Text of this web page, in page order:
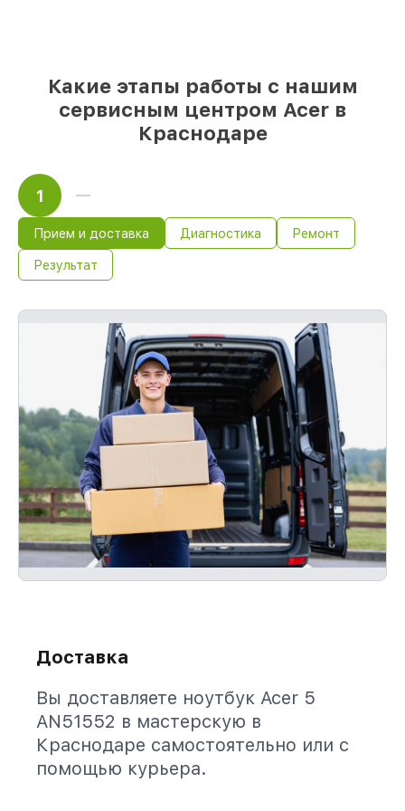
Какие этапы работы с нашим
сервисным центром Acer в
Краснодаре
1
Прием и доставка Диагностика Ремонт
Результат
Доставка
Вы доставляете ноутбук Acer 5
AN51552 в мастерскую в
Краснодаре самостоятельно или с
помощью курьера.